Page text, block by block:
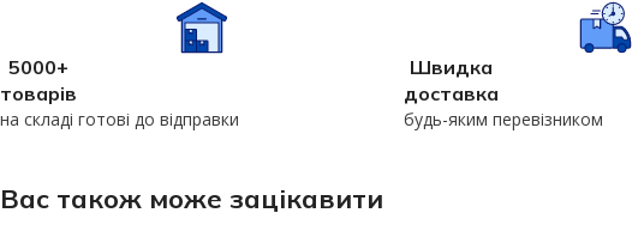
5000+
товарів
на складі готові до відправки
Швидка
доставка
будь-яким перевізником
Вас також може зацікавити